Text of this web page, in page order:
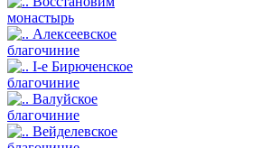
монастырь
Алексеевское
благочиние
I-е Бирюченское
благочиние
Валуйское
благочиние
Вейделевское